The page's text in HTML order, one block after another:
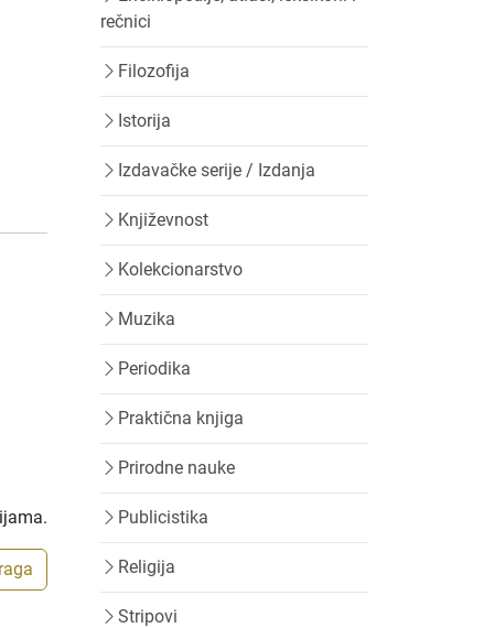
rečnici
Filozofija
Istorija
Izdavačke serije / Izdanja
Književnost
Kolekcionarstvo
Muzika
Periodika
Praktična knjiga
Prirodne nauke
Publicistika
Religija
Stripovi